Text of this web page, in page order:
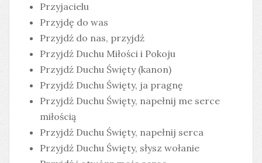
Przyjacielu
Przyjdę do was
Przyjdź do nas, przyjdź
Przyjdź Duchu Miłości i Pokoju
Przyjdź Duchu Święty (kanon)
Przyjdź Duchu Święty, ja pragnę
Przyjdź Duchu Święty, napełnij me serce
miłością
Przyjdź Duchu Święty, napełnij serca
Przyjdź Duchu Święty, słysz wołanie